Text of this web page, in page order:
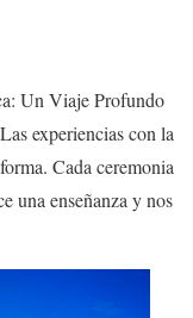
Un Viaje Profundo
experiencias con la
Cada ceremonia
una enseñanza y nos